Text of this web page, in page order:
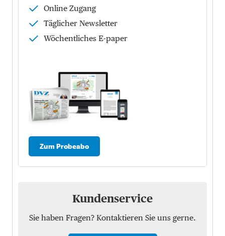
Online Zugang
Täglicher Newsletter
Wöchentliches E-paper
Zum Probeabo
Kundenservice
Sie haben Fragen? Kontaktieren Sie uns gerne.